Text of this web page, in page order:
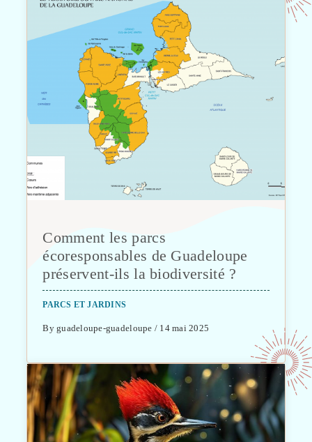
Comment les parcs
écoresponsables de Guadeloupe
préservent-ils la biodiversité ?
PARCS ET JARDINS
By guadeloupe-guadeloupe / 14 mai 2025